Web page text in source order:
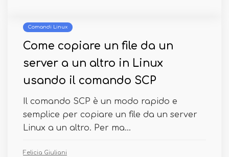
Comandi Linux
Come copiare un file da un
server a un altro in Linux
usando il comando SCP
Il comando SCP è un modo rapido e
semplice per copiare un file da un server
Linux a un altro. Per ma...
Felicia Giuliani